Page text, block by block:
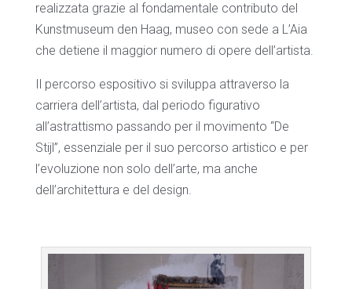
realizzata grazie al fondamentale contributo del
Kunstmuseum den Haag, museo con sede a L’Aia
che detiene il maggior numero di opere dell’artista.
Il percorso espositivo si sviluppa attraverso la
carriera dell’artista, dal periodo figurativo
all’astrattismo passando per il movimento “De
Stijl”, essenziale per il suo percorso artistico e per
l’evoluzione non solo dell’arte, ma anche
dell’architettura e del design.